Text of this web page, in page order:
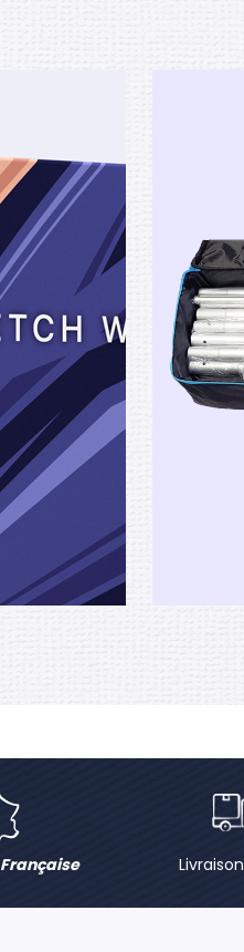
Française Livraison